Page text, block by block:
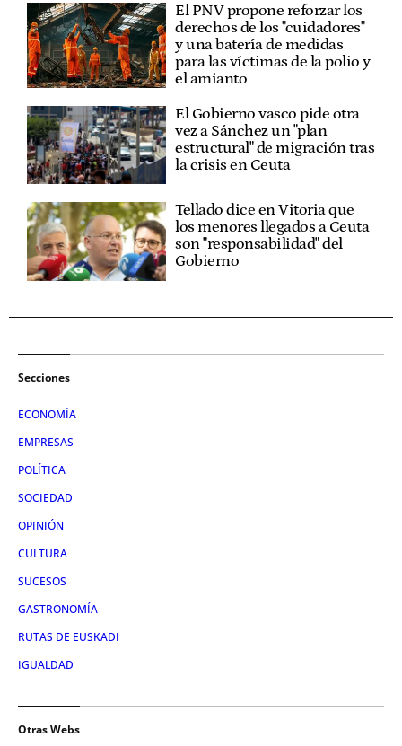
El PNV propone reforzar los
derechos de los "cuidadores"
y una batería de medidas
para las víctimas de la polio y
el amianto
El Gobierno vasco pide otra
vez a Sánchez un "plan
estructural" de migración tras
la crisis en Ceuta
Tellado dice en Vitoria que
los menores llegados a Ceuta
son "responsabilidad" del
Gobierno
Secciones
ECONOMÍA
EMPRESAS
POLÍTICA
SOCIEDAD
OPINIÓN
CULTURA
SUCESOS
GASTRONOMÍA
RUTAS DE EUSKADI
IGUALDAD
Otras Webs